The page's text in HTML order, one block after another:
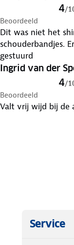
4/
Beoordeeld
Dit was niet het
schouderbandjes. Er waren hier
gestuurd
Ingrid van der
4/
Beoordeeld
Valt vrij wijd bij de
Service